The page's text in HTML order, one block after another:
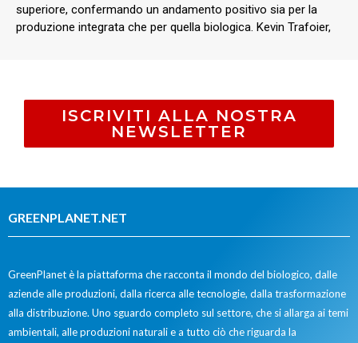
superiore, confermando un andamento positivo sia per la
produzione integrata che per quella biologica. Kevin Trafoier,
ISCRIVITI ALLA NOSTRA
NEWSLETTER
GREENPLANET.NET
GreenPlanet è la piattaforma che racconta il mondo del biologico, dalle
aziende alle produzioni, dalla ricerca alle tecnologie, dalla trasformazione
alla distribuzione. Uno sguardo completo sul settore, che si allarga ai temi
ambientali, alle produzioni naturali e a tutto ciò che riguarda la